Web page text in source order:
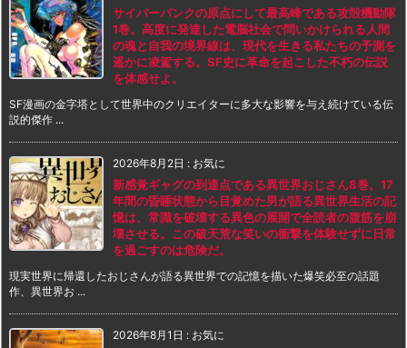
サイバーパンクの原点にして最高峰である攻殻機動隊
1巻。高度に発達した電脳社会で問いかけられる人間
の魂と自我の境界線は、現代を生きる私たちの予測を
遥かに凌駕する。SF史に革命を起こした不朽の伝説
を体感せよ。
SF漫画の金字塔として世界中のクリエイターに多大な影響を与え続けている伝
説的傑作 ...
2026年8月2日 : お気に
新感覚ギャグの到達点である異世界おじさん8巻。17
年間の昏睡状態から目覚めた男が語る異世界生活の記
憶は、常識を破壊する異色の展開で全読者の腹筋を崩
壊させる。この破天荒な笑いの衝撃を体験せずに日常
を過ごすのは危険だ。
現実世界に帰還したおじさんが語る異世界での記憶を描いた爆笑必至の話題
作、異世界お ...
2026年8月1日 : お気に